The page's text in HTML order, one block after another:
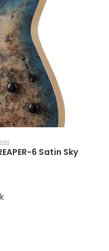
6 Satin Sky